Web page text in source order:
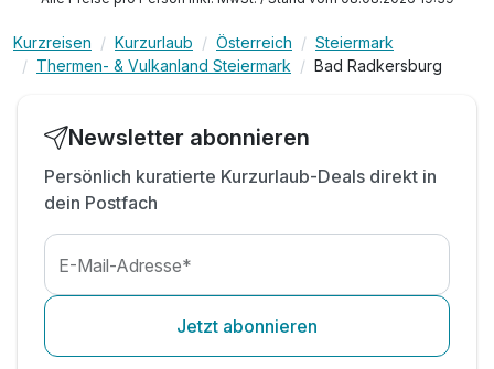
Badetasche mit Bademantel & -tuch
Kurzreisen Kurzurlaub Österreich
Steiermark
Thermen- & Vulkanland Steiermark
Bad Radkersburg
Newsletter abonnieren
Persönlich kuratierte Kurzurlaub-Deals direkt in
dein Postfach
E-Mail-Adresse*
Jetzt abonnieren